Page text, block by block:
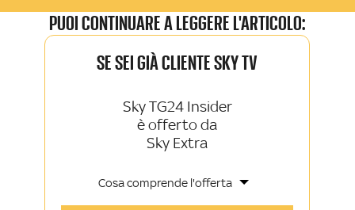
PUOI CONTINUARE A LEGGERE L'ARTICOLO:
SE SEI GIÀ CLIENTE SKY TV
Sky TG24 Insider
è offerto da
Sky Extra
Cosa comprende l'offerta